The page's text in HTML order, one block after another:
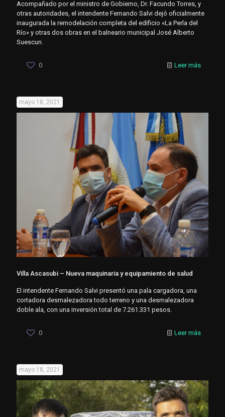
Acompañado por el ministro de Gobierno, Dr. Facundo Torres, y
otras autoridades, el intendente Fernando Salvi dejó oficialmente
inaugurada la remodelación completa del edificio «La Perla del
Río» y otras dos obras en el balneario municipal José Alberto
Suescun.
0 Leer más
mayo 18, 2021
Villa Ascasubi – Nueva maquinaria y equipamiento de salud
El intendente Fernando Salvi presentó una pala cargadora, una
cortadora desmalezadora todo terreno y una desmalezadora
doble ala, con una inversión total de 7.261.331 pesos.
0 Leer más
mayo 18, 2021